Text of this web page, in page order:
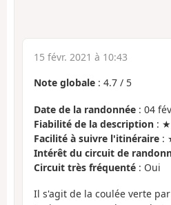
15 févr. 2021 à 10:43
Note globale : 4.7 / 5
Date de la randonnée : 04
Fiabilité de la description :
Facilité à suivre l'itinéraire :
Intérêt du circuit de
Circuit très fréquenté : Oui
Il s'agit de la coulée verte